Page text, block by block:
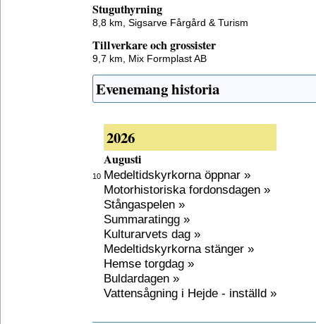
Stuguthyrning
8,8 km, Sigsarve Fårgård & Turism
Tillverkare och grossister
9,7 km, Mix Formplast AB
Evenemang historia
2026
Augusti
10 Medeltidskyrkorna öppnar »
Motorhistoriska fordonsdagen »
Stångaspelen »
Summaratingg »
Kulturarvets dag »
Medeltidskyrkorna stänger »
Hemse torgdag »
Buldardagen »
Vattensågning i Hejde - inställd »